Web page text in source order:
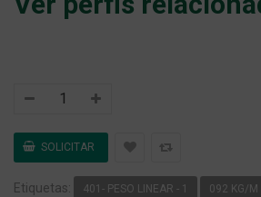
Etiquetas: 401- PESO LINEAR - 1 092 KG/M